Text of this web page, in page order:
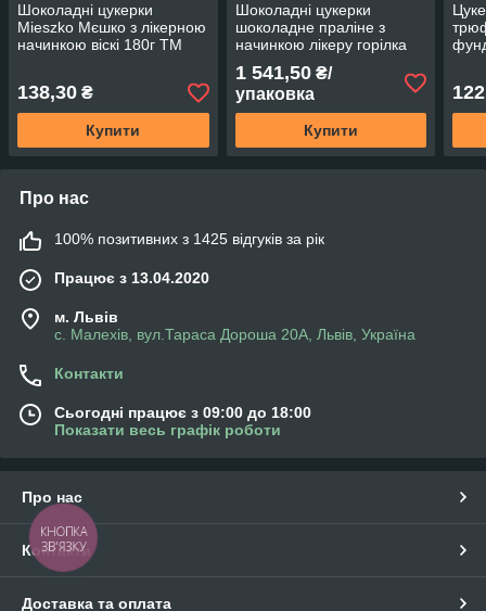
Шоколадні цукерки
Mieszko Мєшко з лікерною
начинкою віскі 180г TM
138,30 ₴
Купити
Шоколадні цукерки
шоколадне праліне з
начинкою лікеру горілка
Vodka 2,5кг TM Mieszko
1 541,50₴/
упаковка
Купити
Про нас
100% позитивних з 1425 відгуків за рік
Працює з 13.04.2020
м. Львів
с. Малехів, вул.Тараса Дороша 20А, Львів, Україна
Контакти
Сьогодні працює з 09:00 до 18:00
Показати весь графік роботи
Про нас
Контакти
Доставка та оплата
КНОПКА
ЗВ'ЯЗКУ